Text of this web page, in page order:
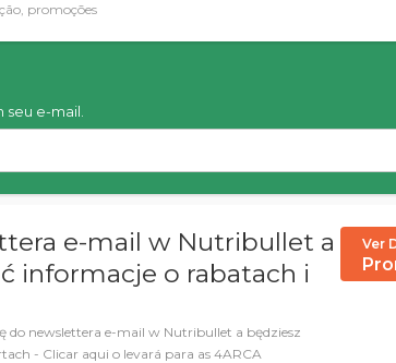
promoções
seu e-mail.
e-mail w Nutribullet a
informacje o rabatach i
do newslettera e-mail w Nutribullet a będziesz
- Clicar aqui o levará para as 4ARCA
Ver